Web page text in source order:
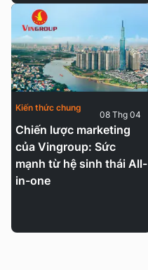
Chiến lược marketing
của Vingroup: Sức
mạnh từ hệ sinh thái All-
in-one
Kiến thức chung
08 Thg 04